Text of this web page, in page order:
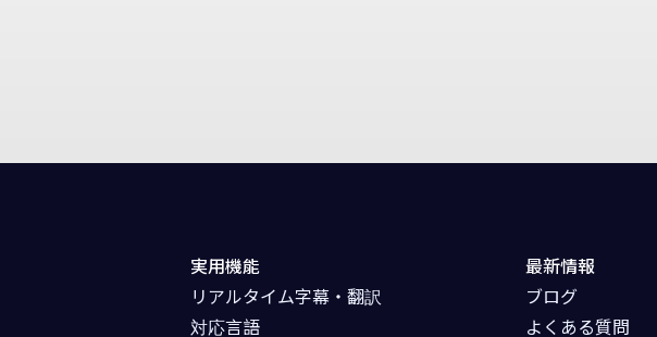
実用機能
リアルタイム字幕・翻訳
対応言語
最新情報
ブログ
よくある質問